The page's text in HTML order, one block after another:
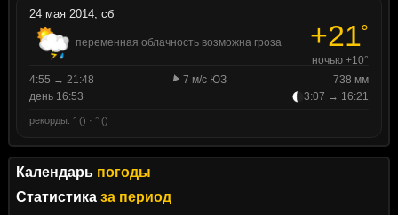
24 мая 2014, сб
переменная облачность возможна гроза +21°
ночью +10°
4:55 → 21:48
7 м/с ЮЗ
738 мм
день 16:53
3:07 → 16:21
рекорды: ° () · ° ()
Календарь погоды
Статистика за период